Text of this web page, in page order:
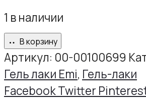
1 в наличии
В корзину
Артикул: 00-00100699
Гель лаки Emi, Гель-лаки
Share
FacebookTwitter